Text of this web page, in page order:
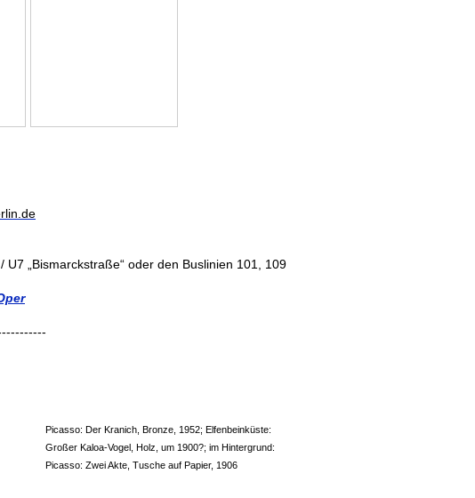
„Bismarckstraße“ oder den Buslinien 101, 109
Picasso: Der Kranich, Bronze, 1952; Elfenbeinküste:
Großer Kaloa-Vogel, Holz, um 1900?; im Hintergrund:
Picasso: Zwei Akte, Tusche auf Papier, 1906